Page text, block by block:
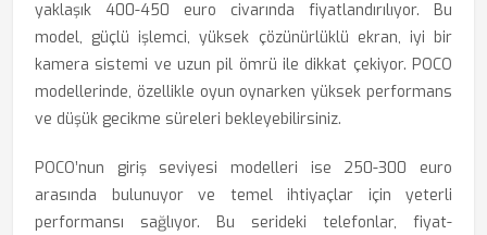
yaklaşık 400-450 euro civarında fiyatlandırılıyor. Bu
model, güçlü işlemci, yüksek çözünürlüklü ekran, iyi bir
kamera sistemi ve uzun pil ömrü ile dikkat çekiyor. POCO
modellerinde, özellikle oyun oynarken yüksek performans
ve düşük gecikme süreleri bekleyebilirsiniz.
POCO’nun giriş seviyesi modelleri ise 250-300 euro
arasında bulunuyor ve temel ihtiyaçlar için yeterli
performansı sağlıyor. Bu serideki telefonlar, fiyat-